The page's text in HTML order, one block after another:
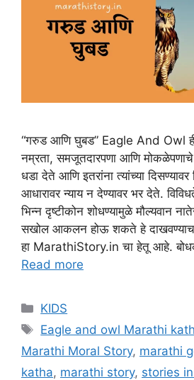
“गरुड आणि घुबड” Eagle And Owl
नम्रता, समजूतदारपणा आणि मोकळेपणाचे
धडा देते आणि इतरांना त्यांच्या दिसण्यावर
आधारावर न्याय न देण्यावर भर देते.
भिन्न दृष्टीकोन शोधण्यामुळे मौल्यवान
सखोल आकलन होऊ शकते हे
हा MarathiStory.in चा हेतू आहे.
Read more
Categories
KIDS
Tags
Eagle and owl Marathi
Marathi Moral Story, marathi
katha, marathi story, stories